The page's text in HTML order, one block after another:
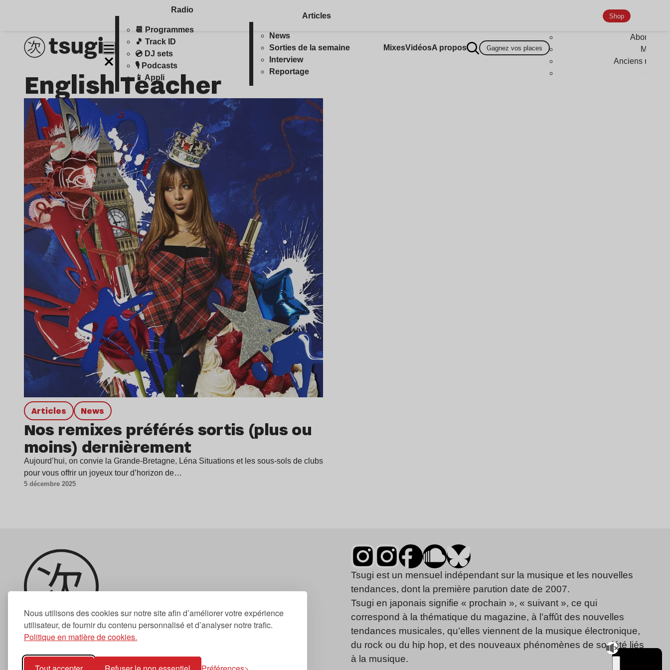
Nous utilisons des cookies sur notre site afin d’améliorer votre expérience
utilisateur, de fournir du contenu personnalisé et d’analyser notre trafic.
Politique en matière de cookies.
Radio
📆 Programmes
🎵 Track ID
💿 DJ sets
🎙️ Podcasts
📱 Appli
Articles
News
Sorties de la semaine
Interview
Reportage
MixesVidéosA propos Gagnez vos places
Shop
Anciens
English Teacher
Articles news
Nos remixes préférés sortis (plus ou
moins) dernièrement
Aujourd’hui, on convie la Grande-Bretagne, Léna Situations et les sous-sols de clubs
pour vous offrir un joyeux tour d’horizon de…
5 décembre 2025
Newsletter
Tsugi est un mensuel indépendant sur la musique et les nouvelles
tendances, dont la première parution date de 2007.
Tsugi en japonais signifie « prochain », « suivant », ce qui
correspond à la thématique du magazine, à l’affût des nouvelles
tendances musicales, qu’elles viennent de la musique électronique,
du rock ou du hip hop, et des nouveaux phénomènes de société liés
à la musique.